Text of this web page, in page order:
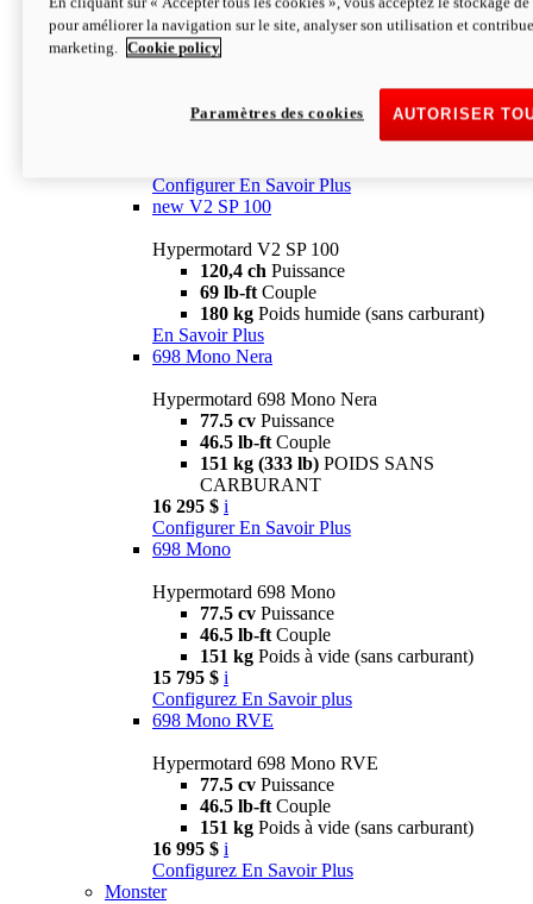
Configurer En Savoir Plus
newV2 SP
69 lb-ftCouple
Poids humide (sans carburant)
Configurer En Savoir Plus
new V2 SP 100
Hypermotard V2 SP 100
120,4 ch Puissance
69 lb-ft Couple
180 kg Poids humide (sans carburant)
En Savoir Plus
698 Mono Nera
Hypermotard 698 Mono Nera
77.5 cv Puissance
46.5 lb-ft Couple
151 kg (333 lb) POIDS SANS
CARBURANT
16 295 $ i
Configurer En Savoir Plus
698 Mono
Hypermotard 698 Mono
77.5 cv Puissance
46.5 lb-ft Couple
151 kg Poids à vide (sans carburant)
15 795 $ i
Configurez En Savoir plus
698 Mono RVE
Hypermotard 698 Mono RVE
77.5 cv Puissance
46.5 lb-ft Couple
151 kg Poids à vide (sans carburant)
16 995 $ i
Configurez En Savoir Plus
Monster
pour améliorer la navigation sur le site, analyser son utilisation et
marketing.
Cookie policy
AUTORISER
Paramètres des cookies